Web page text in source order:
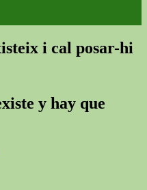
i cal posar-hi
y hay que